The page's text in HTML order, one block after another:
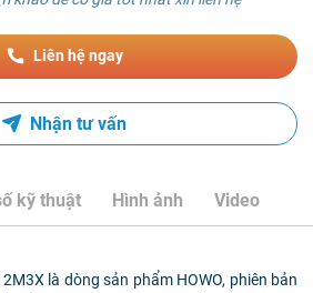
Liên hệ ngay
Nhận tư vấn
kỹ thuật Hình ảnh Video
là dòng sản phẩm HOWO, phiên bản